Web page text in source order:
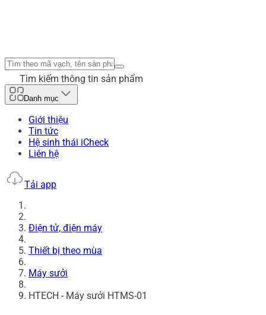
Tìm kiếm thông tin sản phẩm
Danh mục
Giới thiệu
Tin tức
Hệ sinh thái iCheck
Liên hệ
Tải app
Điện tử, điện máy
Thiết bị theo mùa
Máy sưởi
HTECH - Máy sưởi HTMS-01